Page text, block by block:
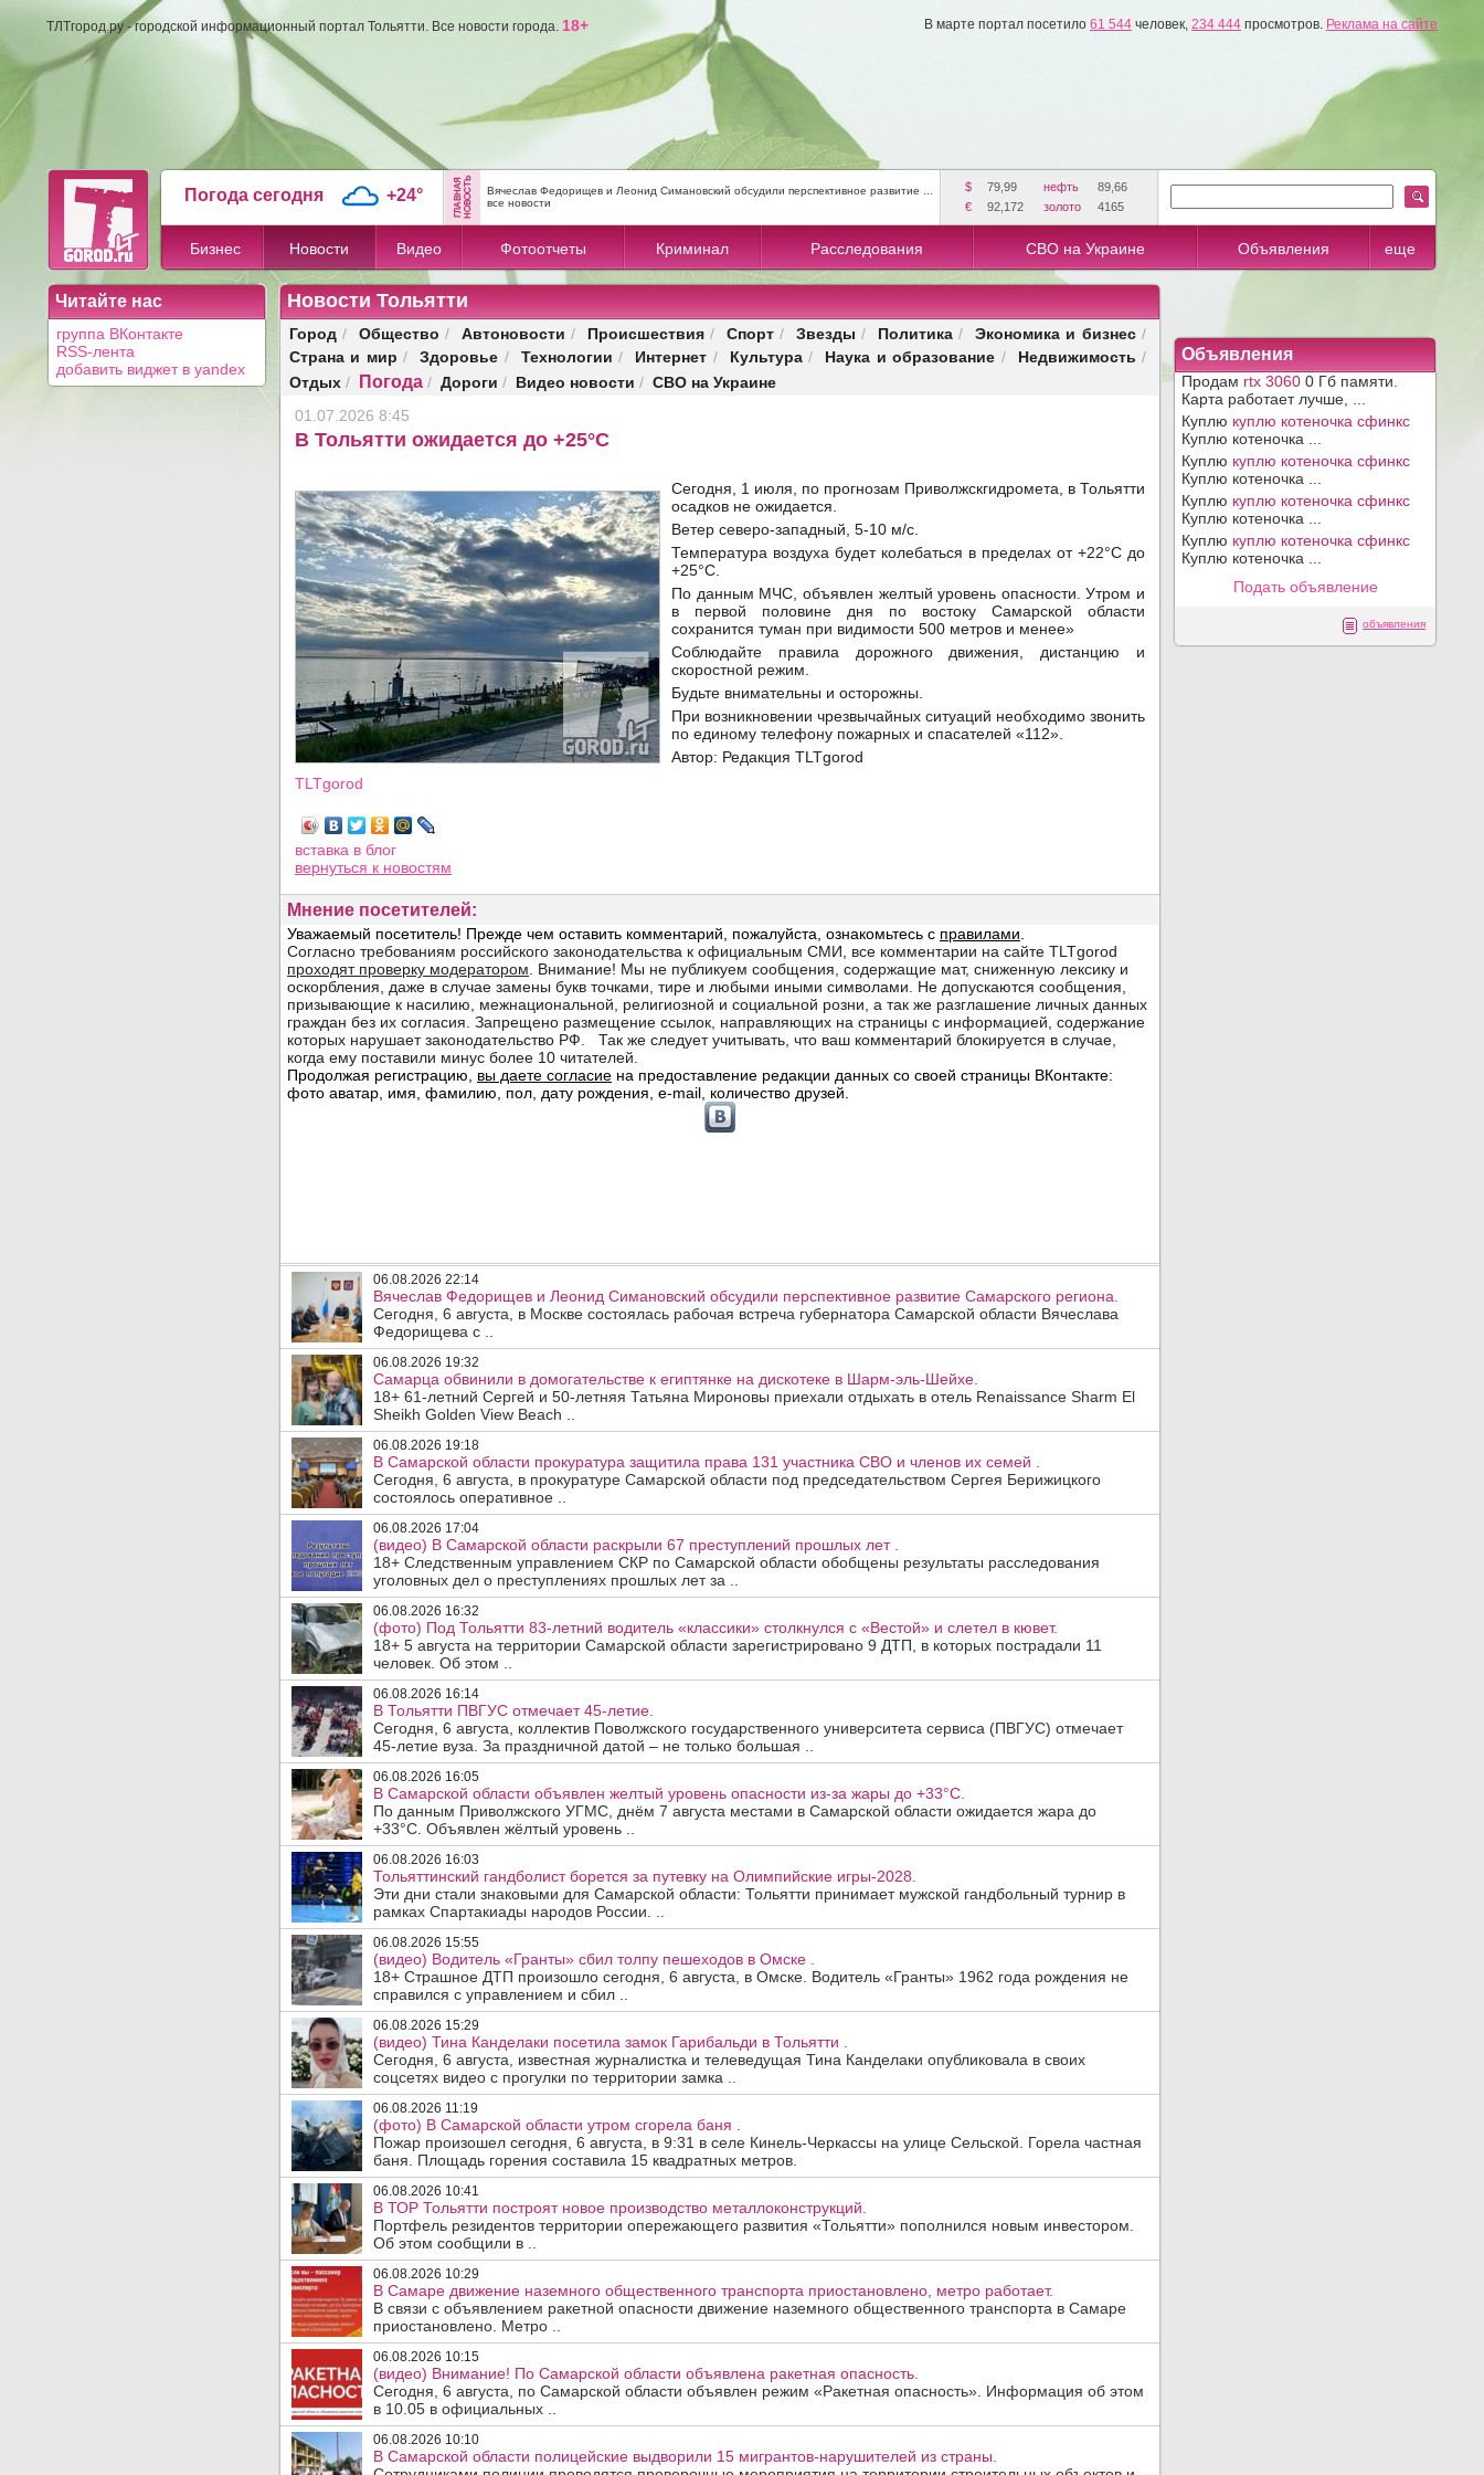
ТЛТгород.ру - городской информационный портал Тольятти. Все новости города. 18+ В марте портал посетило 61 544 человек, 234 444 просмотров. Реклама на сайте
Погода сегодня +24°
Вячеслав Федорищев и Леонид Симановский обсудили перспективное развитие ...
все новости
$ 79,99 нефть
89,66
€
92,172 золото 4165
Бизнес Новости Видео Фотоотчеты Криминал Расследования СВО на Украине Объявления еще
Читайте нас
группа ВКонтакте
RSS-лента
добавить виджет в yandex
Новости Тольятти
Город / Общество / Автоновости / Происшествия / Спорт / Звезды / Политика / Экономика и бизнес/
Страна и мир / Здоровье / Технологии / Интернет / Культура/ Наука и образование / Недвижимость /
Отдых / Погода / Дороги / Видео новости / СВО на Украине
01.07.2026 8:45
В Тольятти ожидается до +25°C
Сегодня, 1 июля, по прогнозам Приволжскгидромета, в Тольятти
осадков не ожидается.
Ветер северо-западный, 5-10 м/с.
Температура воздуха будет колебаться в пределах от +22°C до
+25°C.
По данным МЧС, объявлен желтый уровень опасности. Утром и
в первой половине дня по востоку Самарской области
сохранится туман при видимости 500 метров и менее»
Соблюдайте правила дорожного движения, дистанцию и
скоростной режим.
Будьте внимательны и осторожны.
При возникновении чрезвычайных ситуаций необходимо звонить
по единому телефону пожарных и спасателей «112».
Автор: Редакция TLTgorod
TLTgorod
вставка в блог
вернуться к новостям
Мнение посетителей:
06.08.2026 22:14
Вячеслав Федорищев и Леонид Симановский обсудили перспективное развитие Самарского региона.
Сегодня, 6 августа, в Москве состоялась рабочая встреча губернатора Самарской области Вячеслава
Федорищева с ..
06.08.2026 19:32
Самарца обвинили в домогательстве к египтянке на дискотеке в Шарм-эль-Шейхе.
18+ 61-летний Сергей и 50-летняя Татьяна Мироновы приехали отдыхать в отель Renaissance Sharm El
Sheikh Golden View Beach ..
06.08.2026 19:18
В Самарской области прокуратура защитила права 131 участника СВО и членов их семей .
Сегодня, 6 августа, в прокуратуре Самарской области под председательством Сергея Берижицкого
состоялось оперативное ..
06.08.2026 17:04
(видео) В Самарской области раскрыли 67 преступлений прошлых лет .
18+ Следственным управлением СКР по Самарской области обобщены результаты расследования
уголовных дел о преступлениях прошлых лет за ..
06.08.2026 16:32
(фото) Под Тольятти 83-летний водитель «классики» столкнулся с «Вестой» и слетел в кювет.
18+ 5 августа на территории Самарской области зарегистрировано 9 ДТП, в которых пострадали 11
человек. Об этом ..
06.08.2026 16:14
В Тольятти ПВГУС отмечает 45-летие.
Сегодня, 6 августа, коллектив Поволжского государственного университета сервиса (ПВГУС) отмечает
45-летие вуза. За праздничной датой – не только большая ..
06.08.2026 16:05
В Самарской области объявлен желтый уровень опасности из-за жары до +33°C.
По данным Приволжского УГМС, днём 7 августа местами в Самарской области ожидается жара до
+33°C. Объявлен жёлтый уровень ..
06.08.2026 16:03
Тольяттинский гандболист борется за путевку на Олимпийские игры-2028.
Эти дни стали знаковыми для Самарской области: Тольятти принимает мужской гандбольный турнир в
рамках Спартакиады народов России. ..
06.08.2026 15:55
(видео) Водитель «Гранты» сбил толпу пешеходов в Омске .
18+ Страшное ДТП произошло сегодня, 6 августа, в Омске. Водитель «Гранты» 1962 года рождения не
справился с управлением и сбил ..
06.08.2026 15:29
(видео) Тина Канделаки посетила замок Гарибальди в Тольятти .
Сегодня, 6 августа, известная журналистка и телеведущая Тина Канделаки опубликовала в своих
соцсетях видео с прогулки по территории замка ..
06.08.2026 11:19
(фото) В Самарской области утром сгорела баня .
Пожар произошел сегодня, 6 августа, в 9:31 в селе Кинель-Черкассы на улице Сельской. Горела частная
баня. Площадь горения составила 15 квадратных метров.
06.08.2026 10:41
В ТОР Тольятти построят новое производство металлоконструкций.
Портфель резидентов территории опережающего развития «Тольятти» пополнился новым инвестором.
Об этом сообщили в ..
06.08.2026 10:29
В Самаре движение наземного общественного транспорта приостановлено, метро работает.
В связи с объявлением ракетной опасности движение наземного общественного транспорта в Самаре
приостановлено. Метро ..
06.08.2026 10:15
(видео) Внимание! По Самарской области объявлена ракетная опасность.
Сегодня, 6 августа, по Самарской области объявлен режим «Ракетная опасность». Информация об этом
в 10.05 в официальных ..
06.08.2026 10:10
В Самарской области полицейские выдворили 15 мигрантов-нарушителей из страны.
Объявления
Продам rtx 3060 0 Гб памяти.
Карта работает лучше, ...
Куплю куплю котеночка сфинкс
Куплю котеночка ...
Куплю куплю котеночка сфинкс
Куплю котеночка ...
Куплю куплю котеночка сфинкс
Куплю котеночка ...
Куплю куплю котеночка сфинкс
Куплю котеночка ...
Подать объявление
объявления